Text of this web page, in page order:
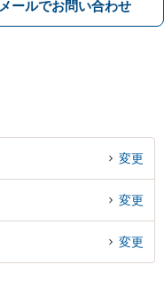
メールでお問い合わせ
変更
変更
変更